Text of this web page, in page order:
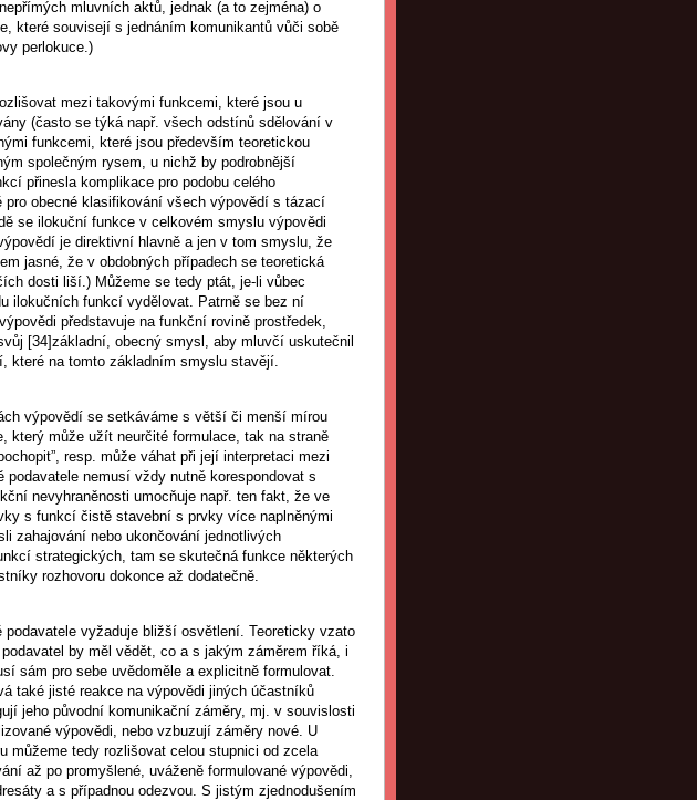
mluvních aktů, jednak (a to zejména) o
které souvisejí s jednáním komunikantů vůči sobě
perlokuce.)
mezi takovými funkcemi, které jsou u
(často se týká např. všech odstínů sdělování v
funkcemi, které jsou především teoretickou
společným rysem, u nichž by podrobnější
přinesla komplikace pro podobu celého
obecné klasifikování všech výpovědí s tázací
se ilokuční funkce v celkovém smyslu výpovědi
je direktivní hlavně a jen v tom smyslu, že
jasné, že v obdobných případech se teoretická
dosti liší.) Můžeme se tedy ptát, je-li vůbec
ilokučních funkcí vydělovat. Patrně se bez ní
představuje na funkční rovině prostředek,
[34]základní, obecný smysl, aby mluvčí uskutečnil
které na tomto základním smyslu stavějí.
výpovědí se setkáváme s větší či menší mírou
který může užít neurčité formulace, tak na straně
resp. může váhat při její interpretaci mezi
nemusí vždy nutně korespondovat s
nevyhraněnosti umocňuje např. ten fakt, že ve
s funkcí čistě stavební s prvky více naplněnými
zahajování nebo ukončování jednotlivých
strategických, tam se skutečná funkce některých
rozhovoru dokonce až dodatečně.
vyžaduje bližší osvětlení. Teoreticky vzato
by měl vědět, co a s jakým záměrem říká, i
sám pro sebe uvědoměle a explicitně formulovat.
také jisté reakce na výpovědi jiných účastníků
jeho původní komunikační záměry, mj. v souvislosti
výpovědi, nebo vzbuzují záměry nové. U
můžeme tedy rozlišovat celou stupnici od zcela
až po promyšlené, uváženě formulované výpovědi,
a s případnou odezvou. S jistým zjednodušením